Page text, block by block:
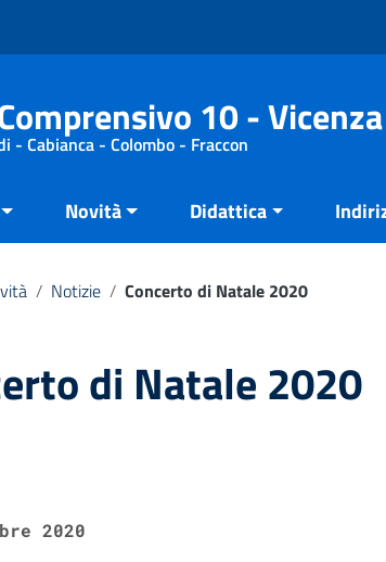
10 - Vicenza
- Cabianca - Colombo - Fraccon
Novità Didattica
/ Notizie / Concerto di Natale 2020
di Natale 2020
2020